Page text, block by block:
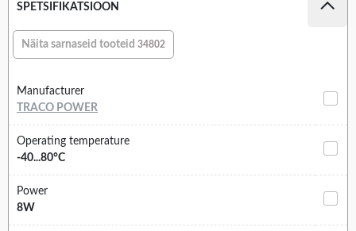
SPETSIFIKATSIOON
Näita sarnaseid tooteid 34802
Manufacturer
TRACO POWER
Operating temperature
-40...80°C
Power
8W